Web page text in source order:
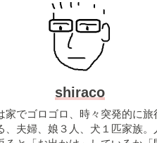
shiraco
家でゴロゴロ、時々突発的に旅
、夫婦、娘３人、犬１匹家族。